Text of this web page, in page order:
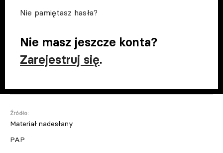
Nie pamiętasz hasła?
Nie masz jeszcze konta?
Zarejestruj się.
Źródło:
Materiał nadesłany
PAP